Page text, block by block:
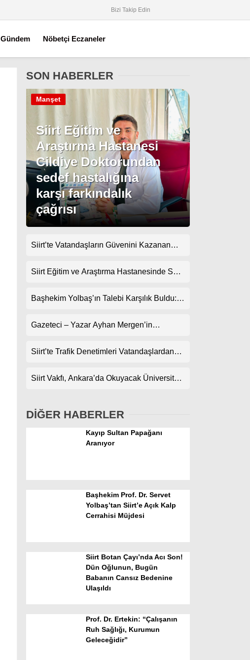
Gündem
Dünya
Spor
Facebook
Bizi Takip Edin
Gündem Nöbetçi Eczaneler
SON HABERLER
Siirt Eğitim ve
Araştırma Hastanesi
Cildiye Doktorundan
sedef hastalığına
karşı farkındalık
çağrısı
Manşet
Siirt’te Vatandaşların Güvenini Kazanan
Topluyor
Siirt Eğitim ve Araştırma Hastanesinde Son
Randevularda Bekleme Süresi Kısaldı
Başhekim Yolbaş’ın Talebi Karşılık Buldu:
Gazeteci – Yazar Ayhan Mergen’in
Kuralları”
Siirt’te Trafik Denetimleri Vatandaşlardan
Siirt Vakfı, Ankara’da Okuyacak Üniversite
DİĞER HABERLER
Kayıp Sultan Papağanı
Aranıyor
Başhekim Prof. Dr. Servet
Yolbaş’tan Siirt’e Açık Kalp
Cerrahisi Müjdesi
Siirt Botan Çayı’nda Acı Son!
Dün Oğlunun, Bugün
Babanın Cansız Bedenine
Ulaşıldı
Prof. Dr. Ertekin: “Çalışanın
Ruh Sağlığı, Kurumun
Geleceğidir”